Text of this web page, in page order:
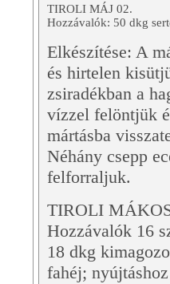
TIROLI MÁJ 02.
Hozzávalók: 50 dkg
Elkészítése: A
és hirtelen
zsiradékban a
vízzel felöntjük
mártásba
Néhány csepp
felforraljuk.
TIROLI
Hozzávalók 16
18 dkg
fahéj;